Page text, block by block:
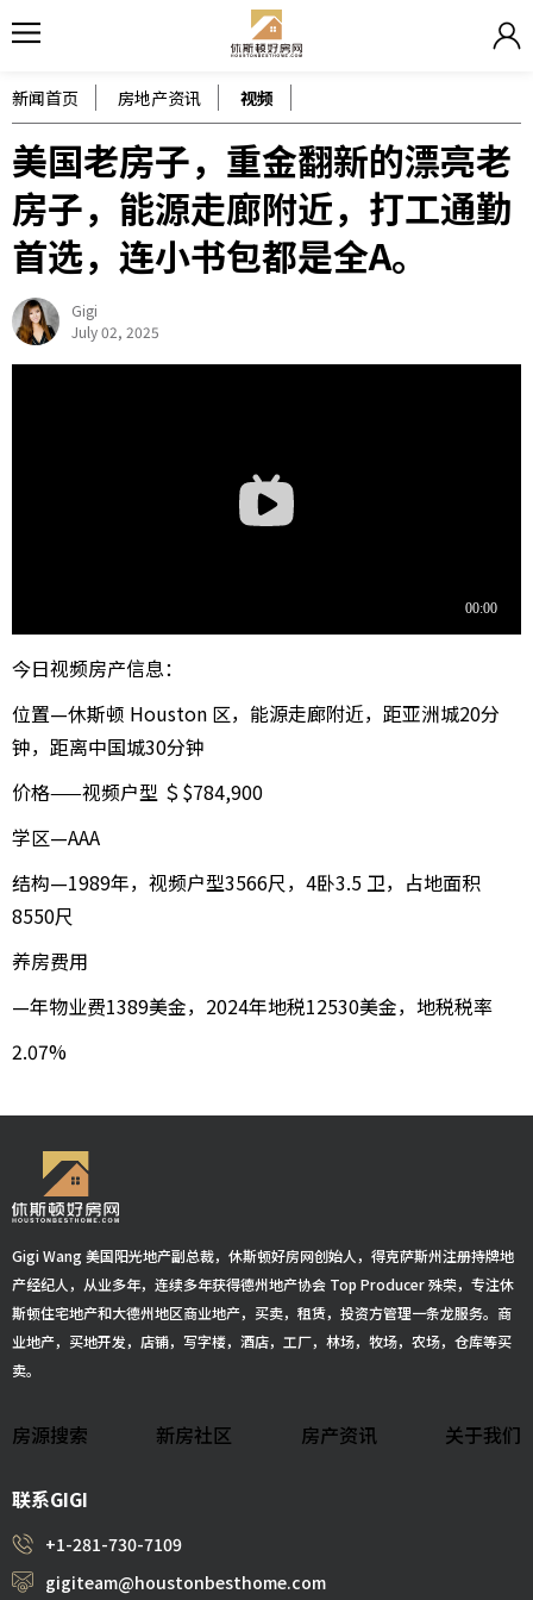
新闻首页 房地产资讯 视频
美国老房子，重金翻新的漂亮老
房子，能源走廊附近，打工通勤
首选，连小书包都是全A。
Gigi
July 02, 2025
今日视频房产信息：
位置—休斯顿 Houston 区，能源走廊附近，距亚洲城20分
钟，距离中国城30分钟
价格——视频户型 ＄$784,900
学区—AAA
结构—1989年，视频户型3566尺，4卧3.5 卫，占地面积
8550尺
养房费用
—年物业费1389美金，2024年地税12530美金，地税税率
2.07%
Gigi Wang 美国阳光地产副总裁，休斯顿好房网创始人，得克萨斯州注册持牌地
产经纪人，从业多年，连续多年获得德州地产协会 Top Producer 殊荣，专注休
斯顿住宅地产和大德州地区商业地产，买卖，租赁，投资方管理一条龙服务。商
业地产，买地开发，店铺，写字楼，酒店，工厂，林场，牧场，农场，仓库等买
卖。
房源搜索 新房社区 房产资讯 关于我们
联系GIGI
+1-281-730-7109
gigiteam@houstonbesthome.com